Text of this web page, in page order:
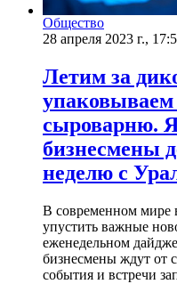
Общество
28 апреля 2023 г.,
Летим за
сыроварню.
бизнесмены
неделю с
В современном мире
упустить важные
еженедельном
бизнесмены ждут от
события и встречи